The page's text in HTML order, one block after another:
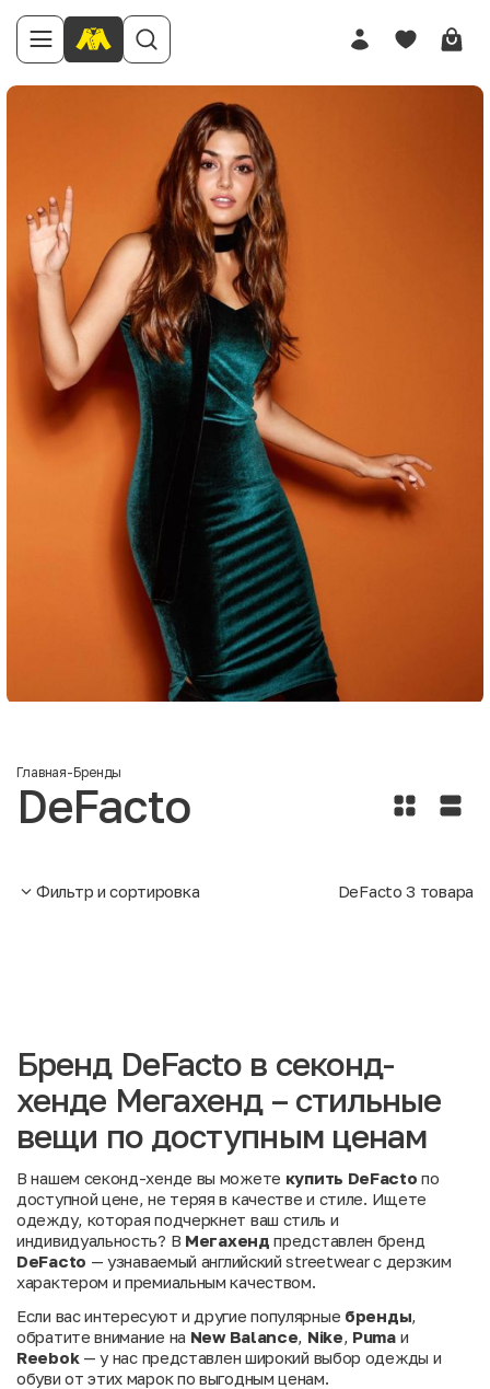
Главная-Бренды
DeFacto
Фильтр и сортировка DeFacto3 товара
Бренд DeFacto в секонд-
хенде Мегахенд – стильные
вещи по доступным ценам
В нашем секонд-хенде вы можете купить DeFacto по
доступной цене, не теряя в качестве и стиле. Ищете
одежду, которая подчеркнет ваш стиль и
индивидуальность? В Мегахенд представлен бренд
DeFacto — узнаваемый английский streetwear с дерзким
характером и премиальным качеством.
Если вас интересуют и другие популярные бренды
обратите внимание на New Balance Nike Pumaи
Reebok— у нас представлен широкий выбор одежды и
обуви от этих марок по выгодным ценам.